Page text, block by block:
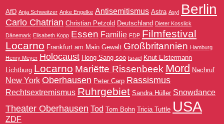
AfD Anja Schweitzer Anke Engelke Antisemitismus Astra Asyl Berlin
Carlo Chatrian Christian Petzold Deutschland Dieter Kosslick
Dänemark Elisabeth Kopp Essen Familie FDP Filmfestival
Locarno Frankfurt am Main Gewalt Großbritannien Hamburg
Henry Meyer Holocaust Hong Sang-soo Israel Knut Elstermann
Lichtburg Locarno Mariëtte Rissenbeek Mord Nachruf
New York Oberhausen Peter Carp Rassismus
Rechtsextremismus Ruhrgebiet Sandra Hüller Snowdance
Theater Oberhausen Tod Tom Bohn Tricia Tuttle USA
ZDF